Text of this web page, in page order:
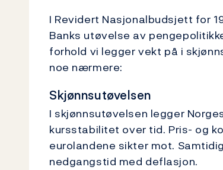
I Revidert Nasjonalbudsjett for
Banks utøvelse av
forhold vi legger vekt på i
noe nærmere:
Skjønnsutøvelsen
I skjønnsutøvelsen legger
kursstabilitet over tid. Pris- og
eurolandene sikter mot.
nedgangstid med deflasjon.